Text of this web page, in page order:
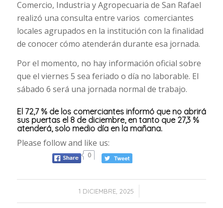
Comercio, Industria y Agropecuaria de San Rafael
realizó una consulta entre varios comerciantes
locales agrupados en la institución con la finalidad
de conocer cómo atenderán durante esa jornada.
Por el momento, no hay información oficial sobre
que el viernes 5 sea feriado o día no laborable. El
sábado 6 será una jornada normal de trabajo.
El 72,7 % de los comerciantes informó que no abrirá
sus puertas el 8 de diciembre, en tanto que 27,3 %
atenderá, solo medio día en la mañana.
Please follow and like us:
0
1 DICIEMBRE, 2025
/